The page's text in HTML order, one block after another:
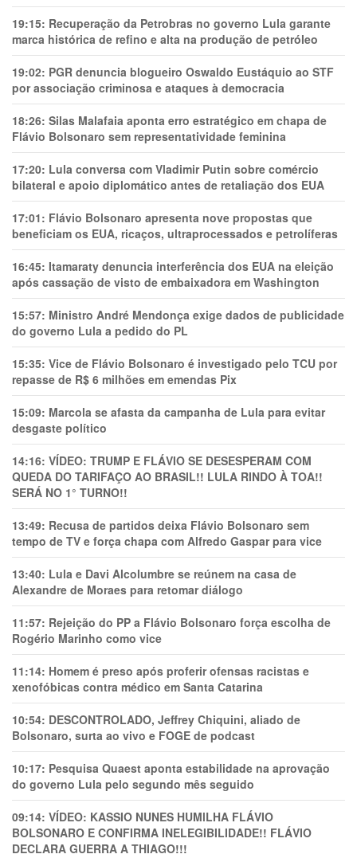
19:15: Recuperação da Petrobras no governo Lula garante
marca histórica de refino e alta na produção de petróleo
19:02: PGR denuncia blogueiro Oswaldo Eustáquio ao STF
por associação criminosa e ataques à democracia
18:26: Silas Malafaia aponta erro estratégico em chapa de
Flávio Bolsonaro sem representatividade feminina
17:20: Lula conversa com Vladimir Putin sobre comércio
bilateral e apoio diplomático antes de retaliação dos EUA
17:01: Flávio Bolsonaro apresenta nove propostas que
beneficiam os EUA, ricaços, ultraprocessados e petrolíferas
16:45: Itamaraty denuncia interferência dos EUA na eleição
após cassação de visto de embaixadora em Washington
15:57: Ministro André Mendonça exige dados de publicidade
do governo Lula a pedido do PL
15:35: Vice de Flávio Bolsonaro é investigado pelo TCU por
repasse de R$ 6 milhões em emendas Pix
15:09: Marcola se afasta da campanha de Lula para evitar
desgaste político
14:16: VÍDEO: TRUMP E FLÁVIO SE DESESPERAM COM
QUEDA DO TARIFAÇO AO BRASIL!! LULA RINDO À TOA!!
SERÁ NO 1° TURNO!!
13:49: Recusa de partidos deixa Flávio Bolsonaro sem
tempo de TV e força chapa com Alfredo Gaspar para vice
13:40: Lula e Davi Alcolumbre se reúnem na casa de
Alexandre de Moraes para retomar diálogo
11:57: Rejeição do PP a Flávio Bolsonaro força escolha de
Rogério Marinho como vice
11:14: Homem é preso após proferir ofensas racistas e
xenofóbicas contra médico em Santa Catarina
10:54: DESCONTROLADO, Jeffrey Chiquini, aliado de
Bolsonaro, surta ao vivo e FOGE de podcast
10:17: Pesquisa Quaest aponta estabilidade na aprovação
do governo Lula pelo segundo mês seguido
09:14: VÍDEO: KASSIO NUNES HUMlLHA FLÁVIO
BOLSONARO E CONFIRMA INELEGIBILIDADE!! FLÁVIO
DECLARA GUERRA A THIAGO!!!